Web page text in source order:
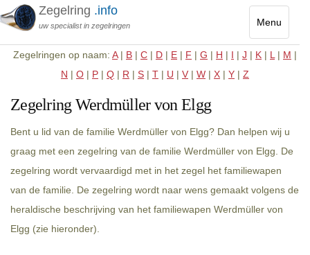
Menu
Toggle
Zegelring .info
uw specialist in zegelringen
Zegelringen op naam: A| B | C | D | E | F | G | H | I | J | K | L | M |
N | O | P | Q | R | S | T | U | V | W | X | Y | Z
Zegelring Werdmüller von Elgg
Bent u lid van de familie Werdmüller von Elgg? Dan helpen wij u
graag met een zegelring van de familie Werdmüller von Elgg. De
zegelring wordt vervaardigd met in het zegel het familiewapen
van de familie. De zegelring wordt naar wens gemaakt volgens de
heraldische beschrijving van het familiewapen Werdmüller von
Elgg (zie hieronder).